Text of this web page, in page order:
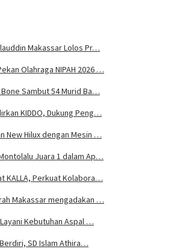
Makassar Lolos Pr…
Olahraga NIPAH 2026 …
Bone Sambut 54 Murid Ba…
KIDDO, Dukung Peng…
New Hilux dengan Mesin …
Juara 1 dalam Ap…
KALLA, Perkuat Kolabora…
Makassar mengadakan …
Kebutuhan Aspal …
SD Islam Athira…